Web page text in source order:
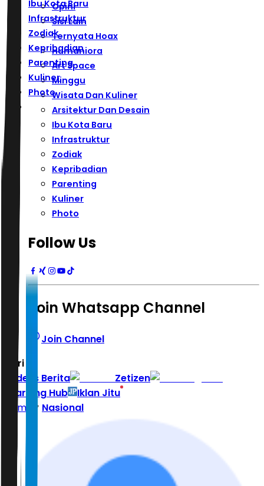
Ibu Kota Baru
Infrastruktur
Zodiak
Kepribadian
Parenting
Kuliner
Photo
Opini
Sisi Lain
Ternyata Hoax
Humaniora
Art Space
Minggu
Wisata Dan Kuliner
Arsitektur Dan Desain
Ibu Kota Baru
Infrastruktur
Zodiak
Kepribadian
Parenting
Kuliner
Photo
Follow Us
Join Whatsapp Channel
Join Channel
Hari ini
Indeks Berita
Zetizen
Learning Hub
Iklan Jitu
Home
Nasional